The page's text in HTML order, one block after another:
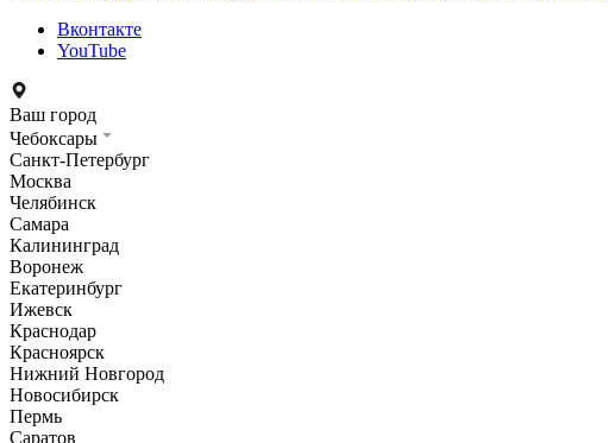
Вконтакте
YouTube
Ваш город
Чебоксары
Санкт-Петербург
Москва
Челябинск
Самара
Калининград
Воронеж
Екатеринбург
Ижевск
Краснодар
Красноярск
Нижний Новгород
Новосибирск
Пермь
Саратов